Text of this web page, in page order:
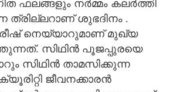
ഫലങ്ങളും നർമ്മം കലർത്തി
ത്രില്ലറാണ് ശുഭദിനം .
നെയ്യാറുമാണ് മുഖ്യ
സിഥിൻ പൂജപ്പുരയെ
സിഥിൻ താമസിക്കുന്ന
ജീവനക്കാരൻ